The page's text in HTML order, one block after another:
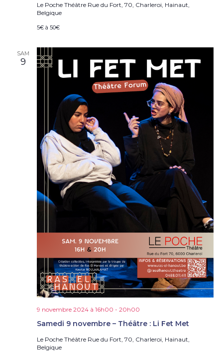
Le Poche Théâtre Rue du Fort, 70, Charleroi, Hainaut,
Belgique
5€ à 50€
SAM
9
Samedi 9 novembre – Théâtre : Li Fet Met
9 novembre 2024 à 16h00 - 20h00
Le Poche Théâtre Rue du Fort, 70, Charleroi, Hainaut,
Belgique